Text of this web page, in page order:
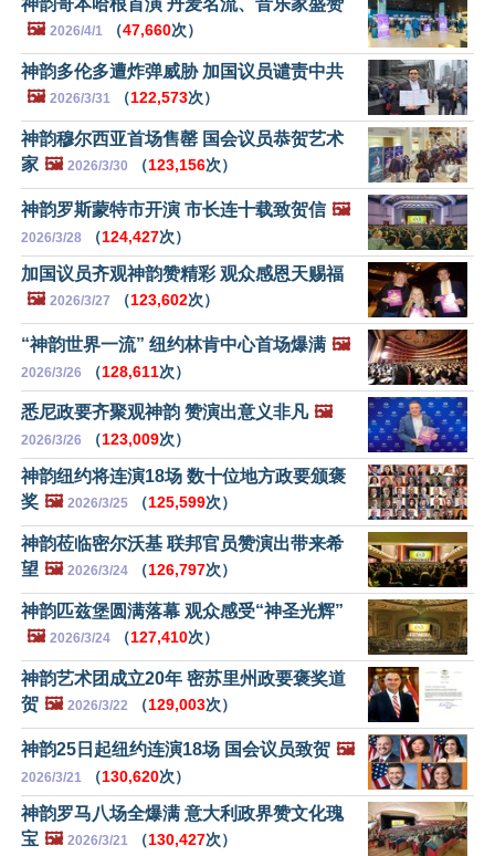
神韵哥本哈根首演 丹麦名流、音乐家盛赞
🖼️ 2026/4/1 （47,660次）
神韵多伦多遭炸弹威胁 加国议员谴责中共
🖼️ 2026/3/31 （122,573次）
神韵穆尔西亚首场售罄 国会议员恭贺艺术
家 🖼️ 2026/3/30 （123,156次）
神韵罗斯蒙特市开演 市长连十载致贺信 🖼️
2026/3/28 （124,427次）
加国议员齐观神韵赞精彩 观众感恩天赐福
🖼️ 2026/3/27 （123,602次）
“神韵世界一流” 纽约林肯中心首场爆满 🖼️
2026/3/26 （128,611次）
悉尼政要齐聚观神韵 赞演出意义非凡 🖼️
2026/3/26 （123,009次）
神韵纽约将连演18场 数十位地方政要颁褒
奖 🖼️ 2026/3/25 （125,599次）
神韵莅临密尔沃基 联邦官员赞演出带来希
望 🖼️ 2026/3/24 （126,797次）
神韵匹兹堡圆满落幕 观众感受“神圣光辉”
🖼️ 2026/3/24 （127,410次）
神韵艺术团成立20年 密苏里州政要褒奖道
贺 🖼️ 2026/3/22 （129,003次）
神韵25日起纽约连演18场 国会议员致贺 🖼️
2026/3/21 （130,620次）
神韵罗马八场全爆满 意大利政界赞文化瑰
宝 🖼️ 2026/3/21 （130,427次）